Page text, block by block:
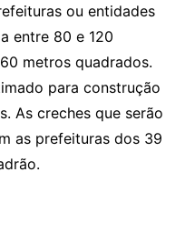
ou entidades
entre 80 e 120
metros quadrados.
para construção
As creches que serão
as prefeituras dos 39